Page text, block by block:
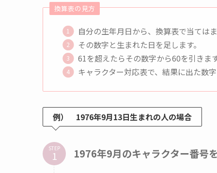
換算表の見方
自分の生年月日から、換算表で当ては
その数字と生まれた日を足します。
61を超えたらその数字から60を引きま
キャラクター対応表で、結果に出た数
例） 1976年9月13日生まれの人の場合
STEP 1976年9月のキャラクター番号